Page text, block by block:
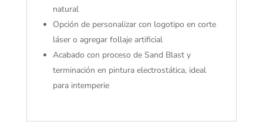
natural
Opción de personalizar con logotipo en corte
láser o agregar follaje artificial
Acabado con proceso de Sand Blast y
terminación en pintura electrostática, ideal
para intemperie